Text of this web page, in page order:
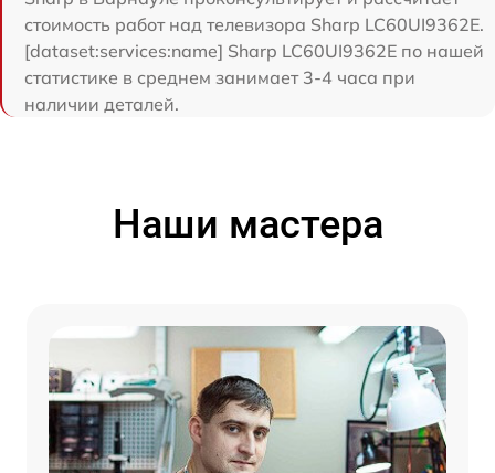
стоимость работ над телевизора Sharp LC60UI9362E.
[dataset:services:name] Sharp LC60UI9362E по нашей
статистике в среднем занимает 3-4 часа при
наличии деталей.
Наши мастера